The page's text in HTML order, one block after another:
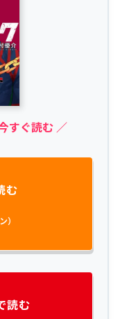
すぐ読む ／
む
）
読む